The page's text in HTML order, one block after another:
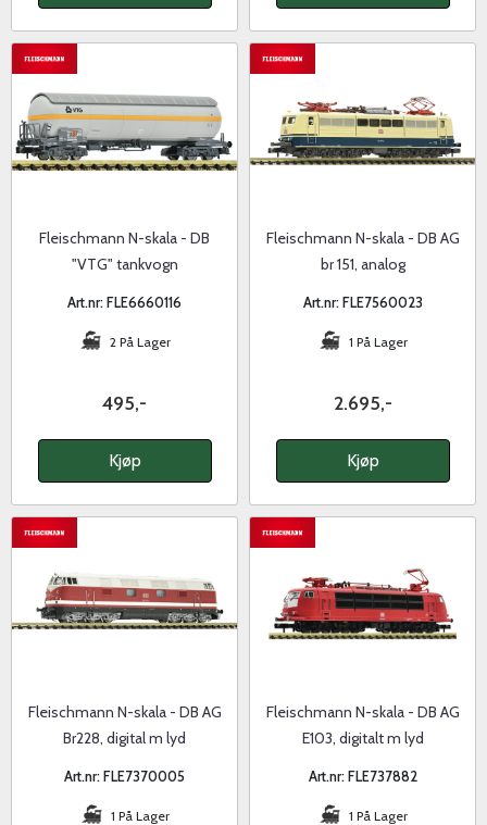
Fleischmann N-skala - DB
"VTG" tankvogn
Art.nr: FLE6660116
2 På Lager
495,-
Kjøp
Fleischmann N-skala - DB AG
br 151, analog
Art.nr: FLE7560023
1 På Lager
2.695,-
Kjøp
Fleischmann N-skala - DB AG
Br228, digital m lyd
Art.nr: FLE7370005
1 På Lager
Fleischmann N-skala - DB AG
E103, digitalt m lyd
Art.nr: FLE737882
1 På Lager